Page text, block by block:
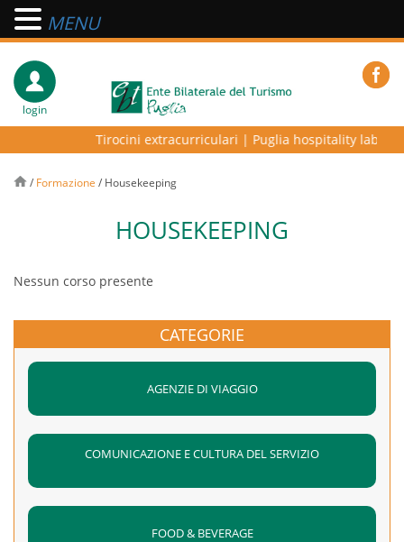
login
Tirocini extracurriculari|Puglia hospitality lab –
/ Formazione / Housekeeping
HOUSEKEEPING
Nessun corso presente
CATEGORIE
AGENZIE DI VIAGGIO
COMUNICAZIONE E CULTURA DEL SERVIZIO
FOOD & BEVERAGE
MENU